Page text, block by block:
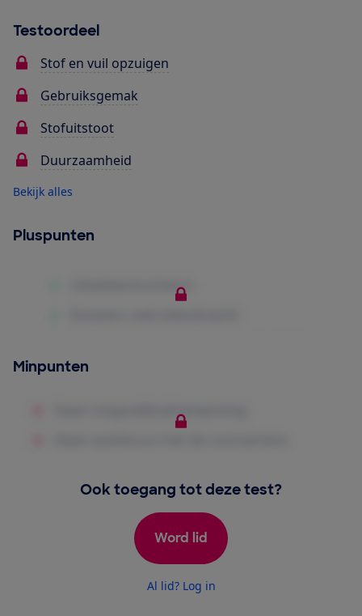
Testoordeel
Stof en vuil opzuigen
Gebruiksgemak
Stofuitstoot
Duurzaamheid
Bekijk alles
Pluspunten
Minpunten
Ook toegang tot deze test?
Word lid
Al lid? Log in